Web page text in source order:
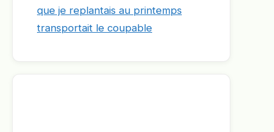
que je replantais au printemps
transportait le coupable